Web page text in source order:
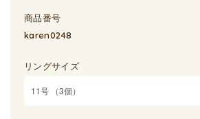
商品番号
karen0248
リングサイズ